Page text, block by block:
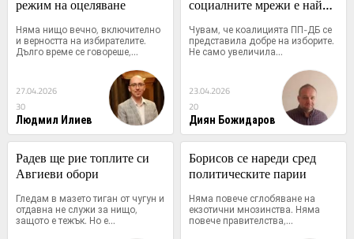
режим на оцеляване
Няма нищо вечно, включително
и верността на избирателите.
Дълго време се говореше,...
27.04.2026
30
Людмил Илиев
социалните мрежи е най-
Чувам, че коалицията ПП-ДБ се
представила добре на изборите.
Не само увеличила...
23.04.2026
20
Диян Божидаров
Радев ще рие топлите си
Авгиеви обори
Гледам в мазето тиган от чугун и
отдавна не служи за нищо,
защото е тежък. Но е...
Борисов се нареди сред
политическите парии
Няма повече сглобяване на
екзотични мнозинства. Няма
повече правителства,...